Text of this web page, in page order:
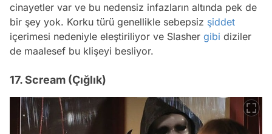
cinayetler var ve bu nedensiz infazların altında pek de
bir şey yok. Korku türü genellikle sebepsiz şiddet
içerimesi nedeniyle eleştiriliyor ve Slasher gibi diziler
de maalesef bu klişeyi besliyor.
17. Scream (Çığlık)